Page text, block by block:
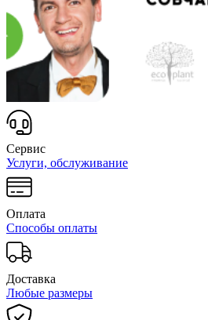
Сервис
Услуги, обслуживание
Оплата
Способы оплаты
Доставка
Любые размеры